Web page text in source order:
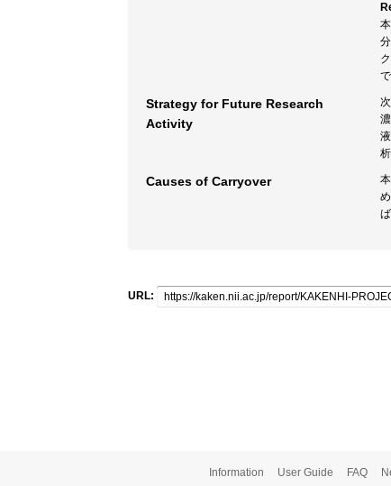
Strategy for Future Research
Activity
Causes of Carryover
URL:
Information User Guide FAQ